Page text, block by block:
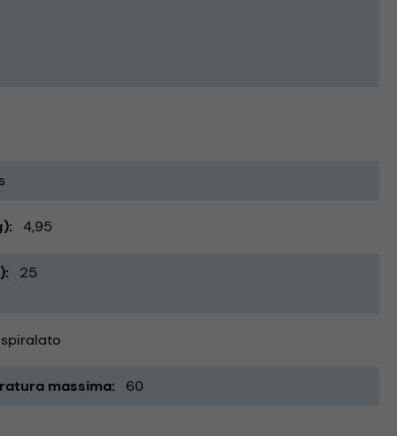
4,95
25
massima 60